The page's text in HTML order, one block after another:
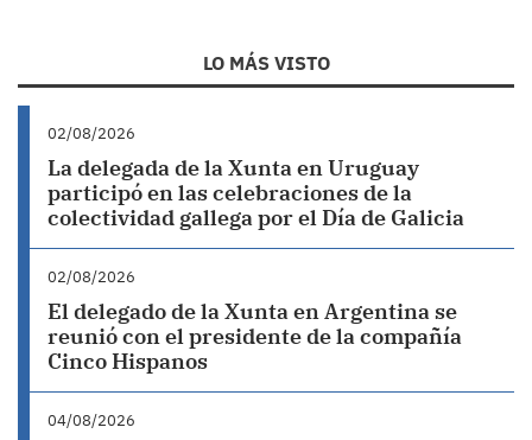
LO MÁS VISTO
02/08/2026
La delegada de la Xunta en Uruguay
participó en las celebraciones de la
colectividad gallega por el Día de Galicia
02/08/2026
El delegado de la Xunta en Argentina se
reunió con el presidente de la compañía
Cinco Hispanos
04/08/2026